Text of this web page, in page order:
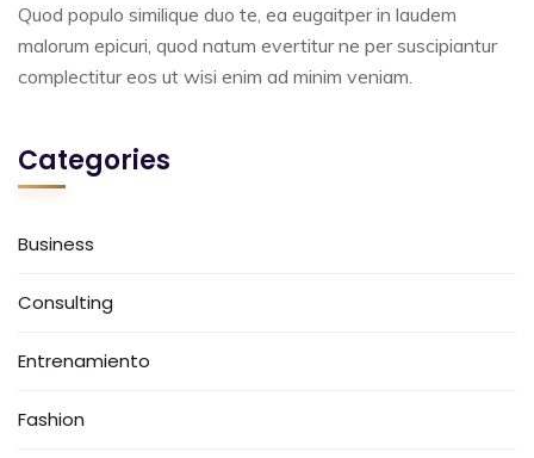
Quod populo similique duo te, ea eugaitper in laudem
malorum epicuri, quod natum evertitur ne per suscipiantur
complectitur eos ut wisi enim ad minim veniam.
Categories
Business
Consulting
Entrenamiento
Fashion